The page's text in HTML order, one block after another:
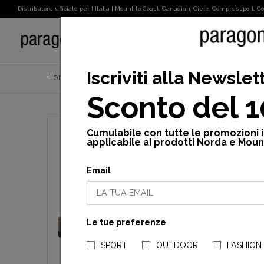
Distributore ufficiale per l'Italia | Mount to Coast, Canadian, Ciele, Compressport,
Home Scholl Donna nuovi arrivi Julien
Iscriviti alla
Sconto del
Cumulabile con tutte le promozioni
applicabile ai prodotti Norda e
Email
Le tue preferenze
SPORT OUTDOOR FASHION